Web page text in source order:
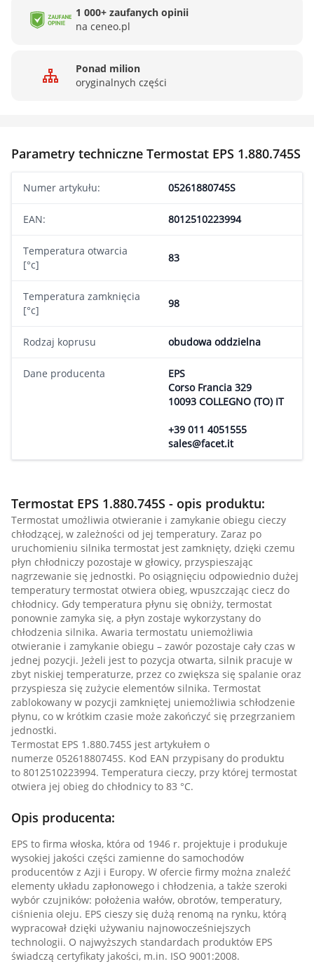
1 000+ zaufanych opinii
na ceneo.pl
Ponad milion
oryginalnych części
Parametry techniczne Termostat EPS 1.880.745S
Numer artykułu: 05261880745S
EAN: 8012510223994
Temperatura otwarcia
[°c]
83
Temperatura zamknięcia
[°c]
98
Rodzaj koprusu obudowa oddzielna
Dane producenta
EPS
Corso Francia 329
10093 COLLEGNO (TO) IT
+39 011 4051555
sales@facet.it
Termostat EPS 1.880.745S - opis produktu:
Termostat umożliwia otwieranie i zamykanie obiegu cieczy
chłodzącej, w zależności od jej temperatury. Zaraz po
uruchomieniu silnika termostat jest zamknięty, dzięki czemu
płyn chłodniczy pozostaje w głowicy, przyspieszając
nagrzewanie się jednostki. Po osiągnięciu odpowiednio dużej
temperatury termostat otwiera obieg, wpuszczając ciecz do
chłodnicy. Gdy temperatura płynu się obniży, termostat
ponownie zamyka się, a płyn zostaje wykorzystany do
chłodzenia silnika. Awaria termostatu uniemożliwia
otwieranie i zamykanie obiegu – zawór pozostaje cały czas w
jednej pozycji. Jeżeli jest to pozycja otwarta, silnik pracuje w
zbyt niskiej temperaturze, przez co zwiększa się spalanie oraz
przyspiesza się zużycie elementów silnika. Termostat
zablokowany w pozycji zamkniętej uniemożliwia schłodzenie
płynu, co w krótkim czasie może zakończyć się przegrzaniem
jednostki.
Termostat EPS 1.880.745S jest artykułem o
numerze 05261880745S. Kod EAN przypisany do produktu
to 8012510223994. Temperatura cieczy, przy której termostat
otwiera jej obieg do chłodnicy to 83 °C.
Opis producenta:
EPS to firma włoska, która od 1946 r. projektuje i produkuje
wysokiej jakości części zamienne do samochodów
producentów z Azji i Europy. W ofercie firmy można znaleźć
elementy układu zapłonowego i chłodzenia, a także szeroki
wybór czujników: położenia wałów, obrotów, temperatury,
ciśnienia oleju. EPS cieszy się dużą renomą na rynku, którą
wypracował dzięki używaniu najnowocześniejszych
technologii. O najwyższych standardach produktów EPS
świadczą certyfikaty jakości, m.in. ISO 9001:2008.